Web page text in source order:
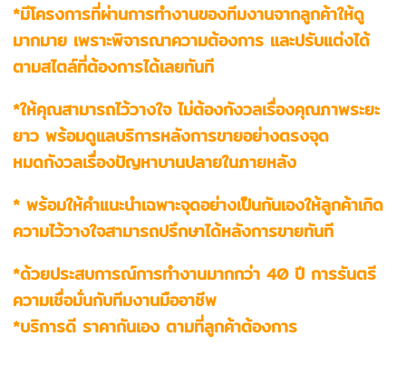
*มีโครงการที่ผ่านการทำงานของทีมงานจากลูกค้าให้ดู
มากมาย เพราะพิจารณาความต้องการ และปรับแต่งได้
ตามสไตล์ที่ต้องการได้เลยทันที
*ให้คุณสามารถไว้วางใจ ไม่ต้องกังวลเรื่องคุณภาพระยะ
ยาว พร้อมดูแลบริการหลังการขายอย่างตรงจุด
หมดกังวลเรื่องปัญหาบานปลายในภายหลัง
* พร้อมให้คำแนะนำเฉพาะจุดอย่างเป็นกันเองให้ลูกค้าเกิด
ความไว้วางใจสามารถปรึกษาได้หลังการขายทันที
*ด้วยประสบการณ์การทำงานมากกว่า 40 ปี การรันตรี
ความเชื่อมั่นกับทีมงานมืออาชีพ
*บริการดี ราคากันเอง ตามที่ลูกค้าต้องการ